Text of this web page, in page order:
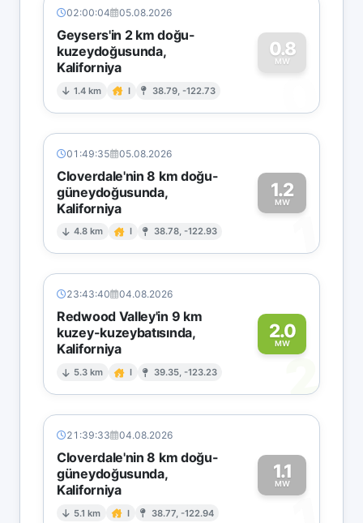
02:00:04 05.08.2026
Geysers'in 2 km doğu-
kuzeydoğusunda,
Kaliforniya
1.4 km I 38.79, -122.73
0.8
MW
0
01:49:35 05.08.2026
Cloverdale'nin 8 km doğu-
güneydoğusunda,
Kaliforniya
4.8 km I 38.78, -122.93
1.2
MW
1
23:43:40 04.08.2026
Redwood Valley'in 9 km
kuzey-kuzeybatısında,
Kaliforniya
5.3 km I 39.35, -123.23
2.0
MW
2
21:39:33 04.08.2026
Cloverdale'nin 8 km doğu-
güneydoğusunda,
Kaliforniya
5.1 km I 38.77, -122.94
1.1
MW